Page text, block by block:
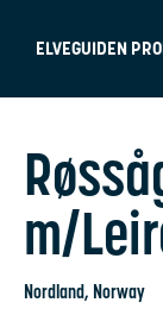
ELVEGUIDEN PRO
m/
Nordland, Norway